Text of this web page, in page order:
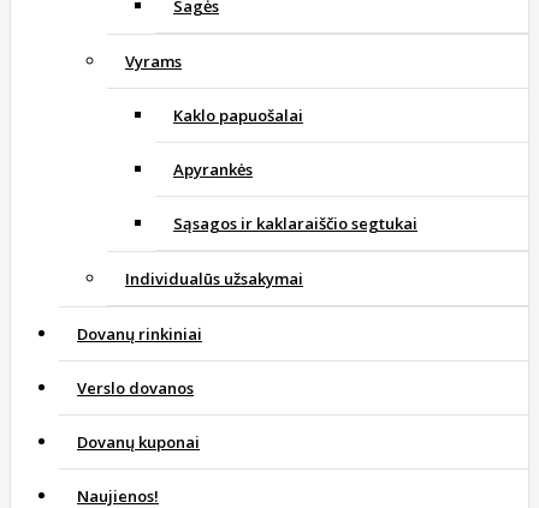
Sagės
Vyrams
Kaklo papuošalai
Apyrankės
Sąsagos ir kaklaraiščio segtukai
Individualūs užsakymai
Dovanų rinkiniai
Verslo dovanos
Dovanų kuponai
Naujienos!